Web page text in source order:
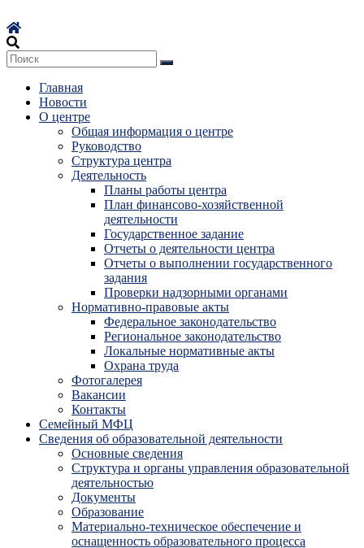
к
содержимому
Главная
Новости
О центре
Общая информация о центре
Руководство
Структура центра
Деятельность
Планы работы центра
План финансово-хозяйственной
деятельности
Государственное задание
Отчеты о деятельности центра
Отчеты о выполнении государственного
задания
Проверки надзорными органами
Нормативно-правовые акты
Федеральное законодательство
Региональное законодательство
Локальные нормативные акты
Охрана труда
Фотогалерея
Вакансии
Контакты
Семейный МФЦ
Сведения об образовательной деятельности
Основные сведения
Структура и органы управления образовательной
деятельностью
Документы
Образование
Материально-техническое обеспечение и
оснащенность образовательного процесса